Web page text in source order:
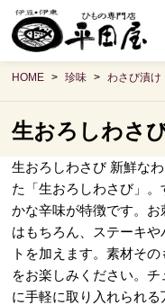
HOME 珍味 わさび漬け
生おろしわさ
生おろしわさび新鮮なわ
た「生おろしわさび」
かな辛味が特徴です。
はもちろん、ステーキ
トを加えます。素材そ
をお楽しみください。
に手軽に取り入れられる